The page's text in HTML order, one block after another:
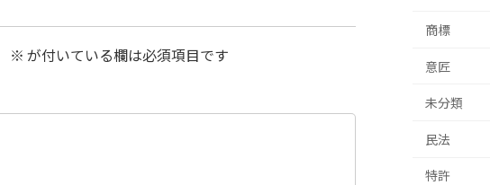
※ が付いている欄は必須項目です
商標
意匠
未分類
民法
特許